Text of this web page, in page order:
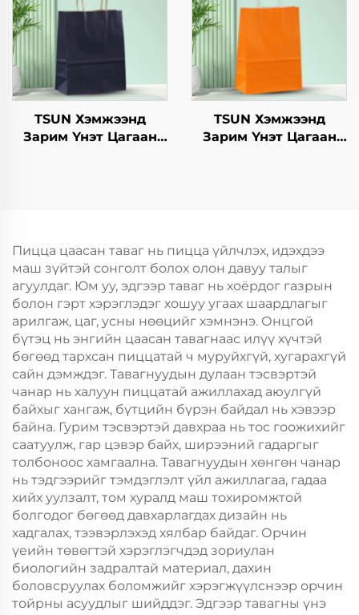
TSUN Хэмжээнд
Зарим Үнэт Цагаан
TSUN Хэмжээнд
Зарим Үнэт Цагаан
Пластик Пакинг
Пицца цаасан таваг нь пицца үйлчлэх, идэхдээ
маш зүйтэй сонголт болох олон давуу талыг
агуулдаг. Юм уу, эдгээр таваг нь хоёрдог газрын
болон гэрт хэрэглэдэг хошуу угаах шаардлагыг
арилгаж, цаг, усны нөөцийг хэмнэнэ. Онцгой
бүтэц нь энгийн цаасан тавагнаас илүү хүчтэй
бөгөөд тархсан пиццатай ч муруйхгүй, хугарахгүй
сайн дэмждэг. Тавагнуудын дулаан тэсвэртэй
чанар нь халуун пиццатай ажиллахад аюулгүй
байхыг хангаж, бүтцийн бүрэн байдал нь хэвээр
байна. Гурим тэсвэртэй давхраа нь тос гоожихийг
саатуулж, гар цэвэр байх, ширээний гадаргыг
толбоноос хамгаална. Тавагнуудын хөнгөн чанар
нь тэдгээрийг тэмдэглэлт үйл ажиллагаа, гадаа
хийх уулзалт, том хуралд маш тохиромжтой
болгодог бөгөөд давхарлагдах дизайн нь
хадгалах, тээвэрлэхэд хялбар байдаг. Орчин
үеийн төвөгтэй хэрэглэгчдэд зориулан
биологийн задралтай материал, дахин
боловсруулах боломжийг хэрэгжүүлснээр орчин
тойрны асуудлыг шийддэг. Эдгээр тавагны үнэ